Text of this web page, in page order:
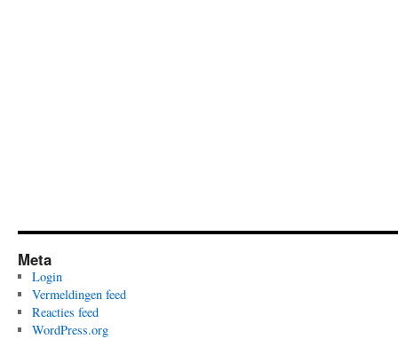
Meta
Login
Vermeldingen feed
Reacties feed
WordPress.org